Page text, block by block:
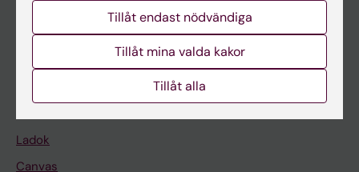
Kalender
Ladok
Canvas
Tillåt endast nödvändiga
Tillåt mina valda kakor
Tillåt alla